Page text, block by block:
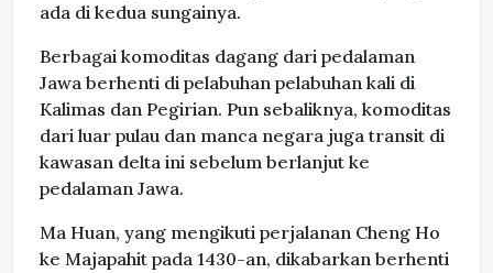
ada di kedua sungainya.
Berbagai komoditas dagang dari pedalaman
Jawa berhenti di pelabuhan pelabuhan kali di
Kalimas dan Pegirian. Pun sebaliknya, komoditas
dari luar pulau dan manca negara juga transit di
kawasan delta ini sebelum berlanjut ke
pedalaman Jawa.
Ma Huan, yang mengikuti perjalanan Cheng Ho
ke Majapahit pada 1430-an, dikabarkan berhenti